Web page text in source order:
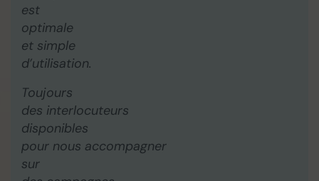
est
optimale
et simple
d’utilisation.
Toujours
des interlocuteurs
disponibles
pour nous accompagner
sur